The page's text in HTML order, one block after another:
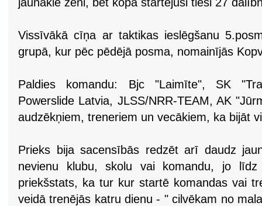
Vissīvākā cīņa ar taktikas ieslēgšanu
grupā, kur pēc pēdējā posma, nomainījās
Paldies komandu: Bjc "Laimīte", SK
Powerslide Latvia, JLSS/NRR-TEAM, AK
audzēkņiem, treneriem un vecākiem, ka bijāt
Prieks bija sacensībās redzēt arī daudz
nevienu klubu, skolu vai komandu, jo
priekšstats, ka tur kur startē komandas vai
veidā trenējās katru dienu - " cilvēkam no